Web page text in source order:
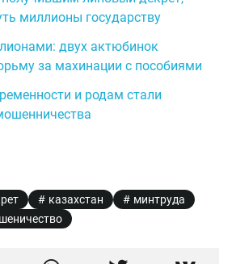
миллионы государству
двух актюбинок
за махинации с пособиями
и родам стали
казахстан
минтруда